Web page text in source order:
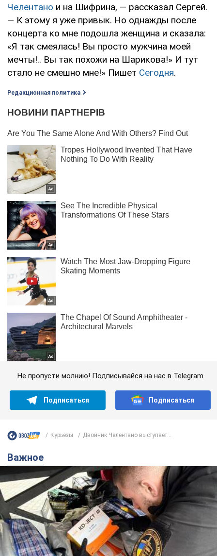
Челентано и на Шифрина, — рассказал Сергей.
— К этому я уже привык. Но однажды после
концерта ко мне подошла женщина и сказала:
«Я так смеялась! Вы просто мужчина моей
мечты!.. Вы так похожи на Шарикова!» И тут
стало не смешно мне!» Пишет Сегодня.
Редакционная политика
Не пропусти молнию! Подписывайся на нас в Telegram
Подписаться Подписаться
Курьезы Двойник Челентано выступает...
Важное